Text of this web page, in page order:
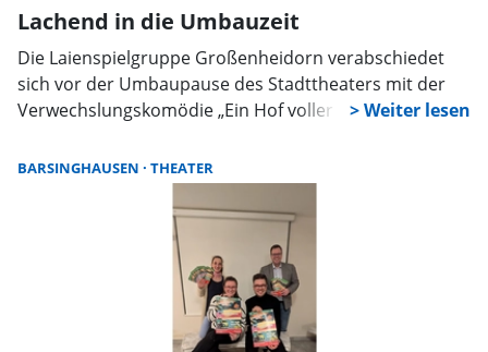
Lachend in die Umbauzeit
Die Laienspielgruppe Großenheidorn verabschiedet
sich vor der Umbaupause des Stadttheaters mit der
Verwechslungskomödie „Ein Hof voller Narren“. Ende
gefolgt von weiteren Aufführungen in Großenheidorn
BARSINGHAUSEN THEATER